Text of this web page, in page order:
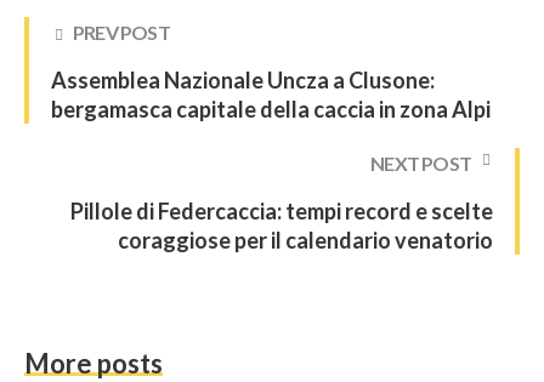
PREV POST
Assemblea Nazionale Uncza a Clusone:
bergamasca capitale della caccia in zona Alpi
NEXT POST
Pillole di Federcaccia: tempi record e scelte
coraggiose per il calendario venatorio
More posts